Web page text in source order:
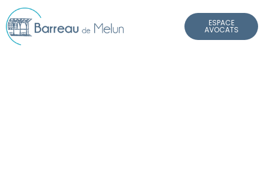
Panneau de gestion des cookies
ESPACE
AVOCATS